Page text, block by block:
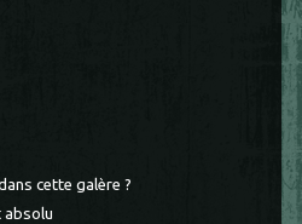
cette galère ?
absolu